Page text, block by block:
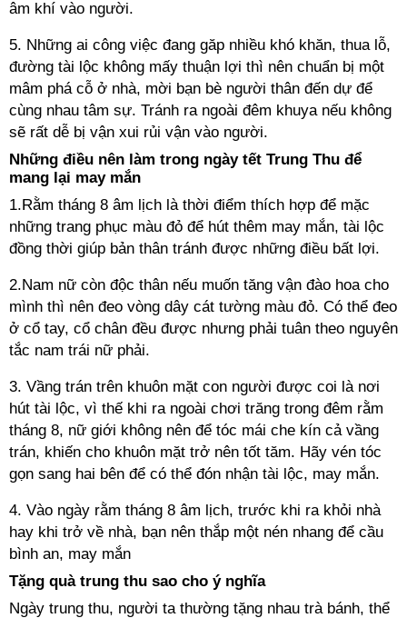
âm khí vào người.
5. Những ai công việc đang găp nhiều khó khăn, thua lỗ,
đường tài lộc không mấy thuận lợi thì nên chuẩn bị một
mâm phá cỗ ở nhà, mời bạn bè người thân đến dự để
cùng nhau tâm sự. Tránh ra ngoài đêm khuya nếu không
sẽ rất dễ bị vận xui rủi vận vào người.
Những điều nên làm trong ngày tết Trung Thu để
mang lại may mắn
1.Rằm tháng 8 âm lịch là thời điểm thích hợp để mặc
những trang phục màu đỏ để hút thêm may mắn, tài lộc
đồng thời giúp bản thân tránh được những điều bất lợi.
2.Nam nữ còn độc thân nếu muốn tăng vận đào hoa cho
mình thì nên đeo vòng dây cát tường màu đỏ. Có thể đeo
ở cổ tay, cổ chân đều được nhưng phải tuân theo nguyên
tắc nam trái nữ phải.
3. Vầng trán trên khuôn mặt con người được coi là nơi
hút tài lộc, vì thế khi ra ngoài chơi trăng trong đêm rằm
tháng 8, nữ giới không nên để tóc mái che kín cả vầng
trán, khiến cho khuôn mặt trở nên tốt tăm. Hãy vén tóc
gọn sang hai bên để có thể đón nhận tài lộc, may mắn.
4. Vào ngày rằm tháng 8 âm lịch, trước khi ra khỏi nhà
hay khi trở về nhà, bạn nên thắp một nén nhang để cầu
bình an, may mắn
Tặng quà trung thu sao cho ý nghĩa
Ngày trung thu, người ta thường tặng nhau trà bánh, thể